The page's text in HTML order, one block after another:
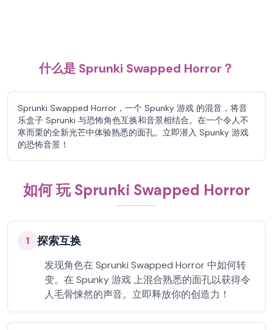
什么是 Sprunki Swapped Horror？
Sprunki Swapped Horror，一个 Spunky 游戏 的混音，将音
乐盒子 Sprunki 与恐怖角色互换和音景相结合。在一个令人不
寒而栗的全新光芒中体验熟悉的面孔。立即潜入 Spunky 游戏
的恐怖音景！
如何 玩 Sprunki Swapped Horror
1 探索互换
发现角色在 Sprunki Swapped Horror 中如何转
变。在 Spunky 游戏 上混合熟悉的面孔以获得令
人毛骨悚然的声音。立即释放你的创造力！